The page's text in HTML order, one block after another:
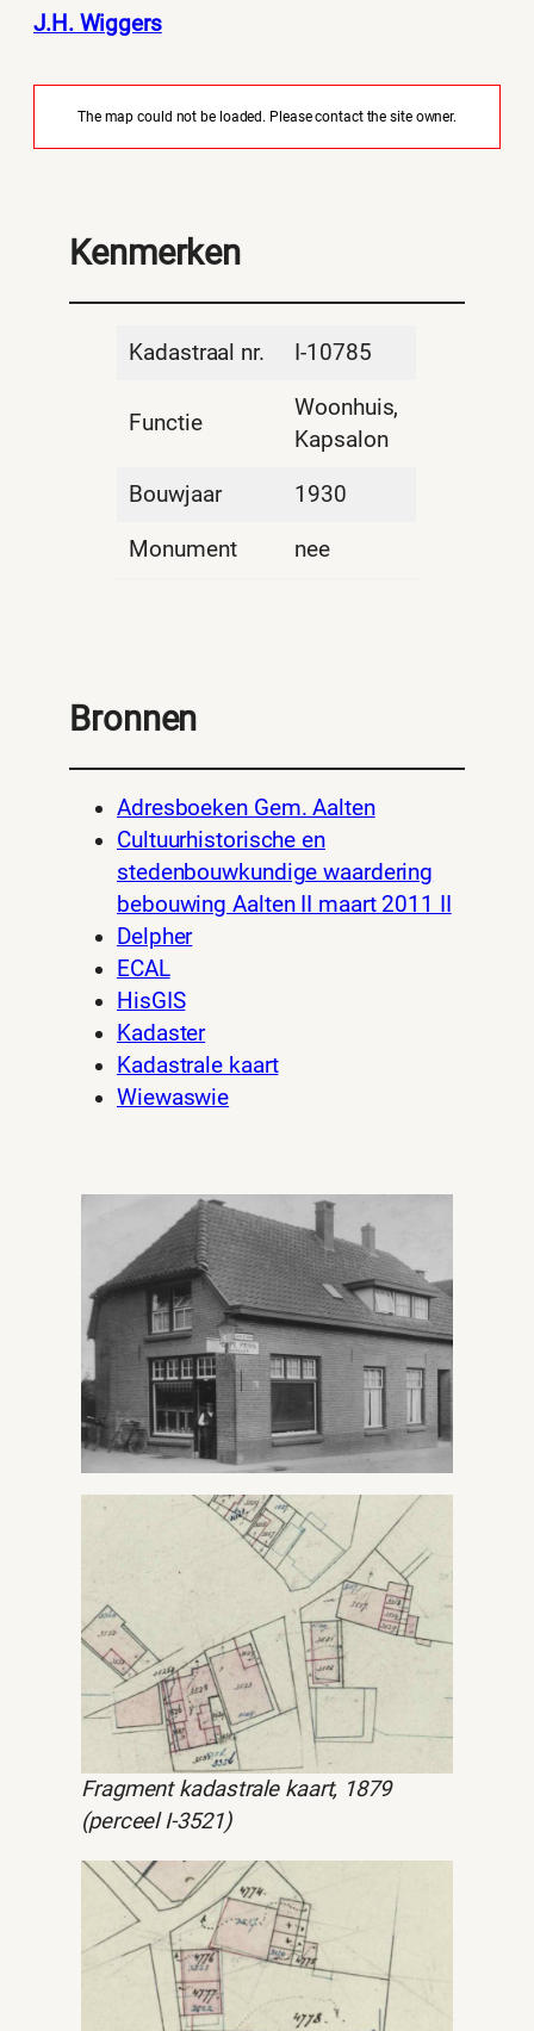
J.H. Wiggers
The map could not be loaded. Please contact the site owner.
Kenmerken
Kadastraal nr. I-10785
Functie
Woonhuis,
Kapsalon
Bouwjaar 1930
Monument nee
Bronnen
Adresboeken Gem. Aalten
Cultuurhistorische en
stedenbouwkundige waardering
bebouwing Aalten II maart 2011 II
Delpher
ECAL
HisGIS
Kadaster
Kadastrale kaart
Wiewaswie
Fragment kadastrale kaart, 1879
(perceel I-3521)